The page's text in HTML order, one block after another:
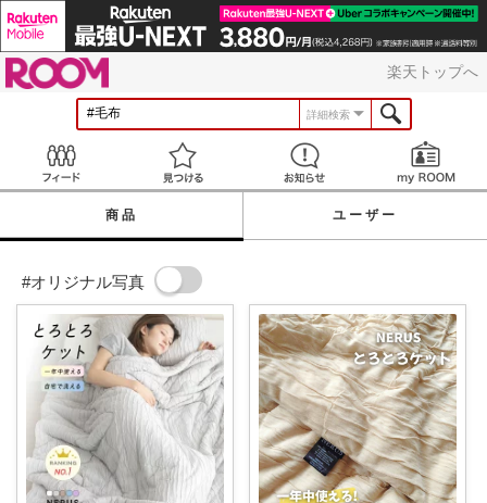
楽天トップへ
詳細検索
見つける お知らせ
商品 ユーザー
#オリジナル写真